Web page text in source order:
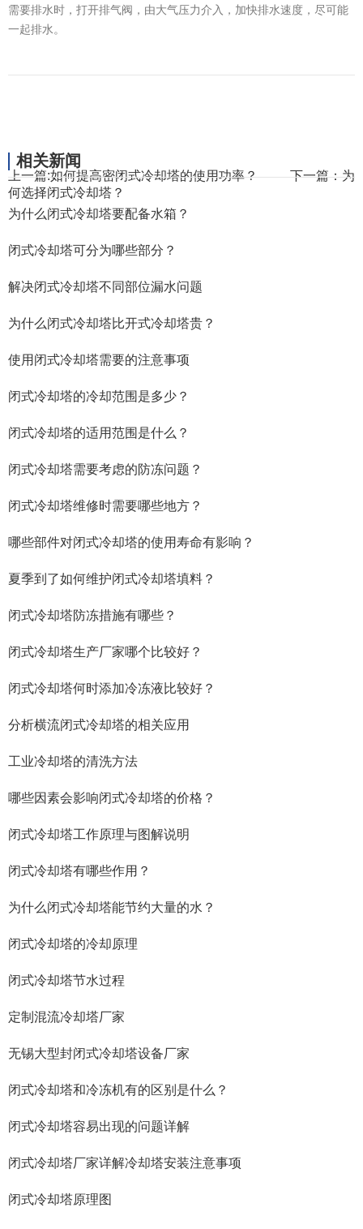
需要排水时，打开排气阀，由大气压力介入，加快排水速度，尽可能
一起排水。
上一篇:如何提高密闭式冷却塔的使用功率？下一篇：为
何选择闭式冷却塔？
相关新闻
为什么闭式冷却塔要配备水箱？
闭式冷却塔可分为哪些部分？
解决闭式冷却塔不同部位漏水问题
为什么闭式冷却塔比开式冷却塔贵？
使用闭式冷却塔需要的注意事项
闭式冷却塔的冷却范围是多少？
闭式冷却塔的适用范围是什么？
闭式冷却塔需要考虑的防冻问题？
闭式冷却塔维修时需要哪些地方？
哪些部件对闭式冷却塔的使用寿命有影响？
夏季到了如何维护闭式冷却塔填料？
闭式冷却塔防冻措施有哪些？
闭式冷却塔生产厂家哪个比较好？
闭式冷却塔何时添加冷冻液比较好？
分析横流闭式冷却塔的相关应用
工业冷却塔的清洗方法
哪些因素会影响闭式冷却塔的价格？
闭式冷却塔工作原理与图解说明
闭式冷却塔有哪些作用？
为什么闭式冷却塔能节约大量的水？
闭式冷却塔的冷却原理
闭式冷却塔节水过程
定制混流冷却塔厂家
无锡大型封闭式冷却塔设备厂家
闭式冷却塔和冷冻机有的区别是什么？
闭式冷却塔容易出现的问题详解
闭式冷却塔厂家详解冷却塔安装注意事项
闭式冷却塔原理图